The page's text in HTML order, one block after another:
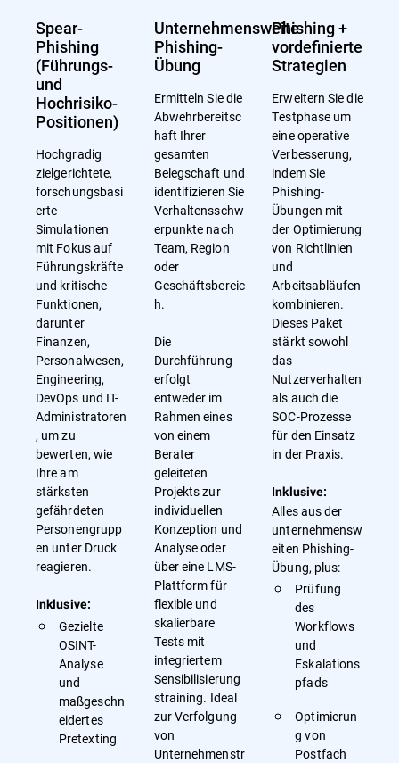
Spear-
Phishing
(Führungs-
und
Hochrisiko-
Positionen)
Hochgradig
zielgerichtete,
forschungsbasi
erte
Simulationen
mit Fokus auf
Führungskräfte
und kritische
Funktionen,
darunter
Finanzen,
Personalwesen,
Engineering,
DevOps und IT-
Administratoren
, um zu
bewerten, wie
Ihre am
stärksten
gefährdeten
Personengrupp
en unter Druck
reagieren.
Inklusive:
Gezielte
OSINT-
Analyse
und
maßgeschn
eidertes
Pretexting
Unternehmensweite
Phishing-
Übung
Ermitteln Sie die
Abwehrbereitsc
haft Ihrer
gesamten
Belegschaft und
identifizieren Sie
Verhaltensschw
erpunkte nach
Team, Region
oder
Geschäftsbereic
h.
Die
Durchführung
erfolgt
entweder im
Rahmen eines
von einem
Berater
geleiteten
Projekts zur
individuellen
Konzeption und
Analyse oder
über eine LMS-
Plattform für
flexible und
skalierbare
Tests mit
integriertem
Sensibilisierung
straining. Ideal
zur Verfolgung
von
Unternehmenstr
Phishing +
vordefinierte
Strategien
Erweitern Sie die
Testphase um
eine operative
Verbesserung,
indem Sie
Phishing-
Übungen mit
der Optimierung
von Richtlinien
und
Arbeitsabläufen
kombinieren.
Dieses Paket
stärkt sowohl
das
Nutzerverhalten
als auch die
SOC-Prozesse
für den Einsatz
in der Praxis.
Inklusive:
Alles aus der
unternehmensw
eiten Phishing-
Übung, plus:
Prüfung
des
Workflows
und
Eskalations
pfads
Optimierun
g von
Postfach